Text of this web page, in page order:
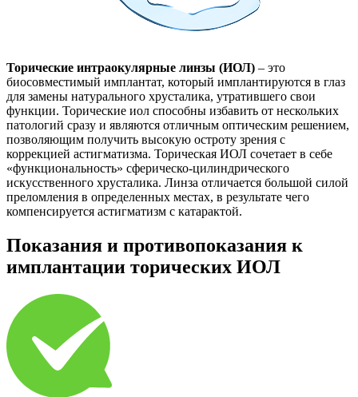
Торические интраокулярные линзы (ИОЛ) – это
биосовместимый имплантат, который имплантируются в глаз
для замены натурального хрусталика, утратившего свои
функции. Торические иол способны избавить от нескольких
патологий сразу и являются отличным оптическим решением,
позволяющим получить высокую остроту зрения с
коррекцией астигматизма. Торическая ИОЛ сочетает в себе
«функциональность» сферическо-цилиндрического
искусственного хрусталика. Линза отличается большой силой
преломления в определенных местах, в результате чего
компенсируется астигматизм с катарактой.
Показания и противопоказания к
имплантации торических ИОЛ